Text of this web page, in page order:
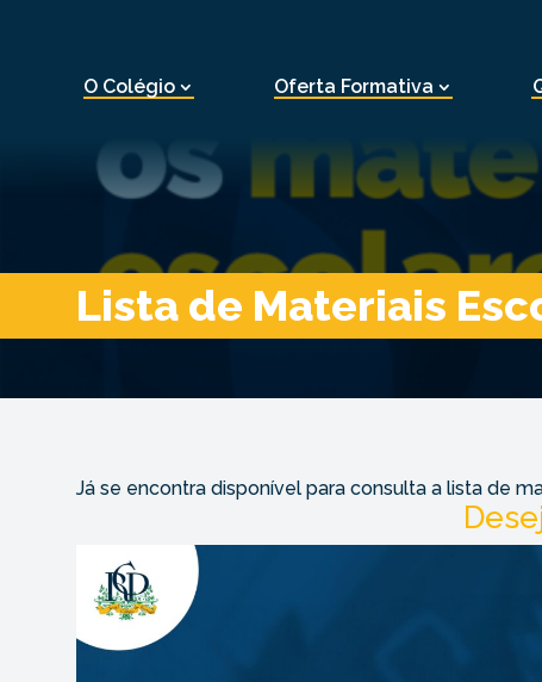
O Colégio Oferta Formativa
Lista de Materiais
Já se encontra disponível para consulta a lista de